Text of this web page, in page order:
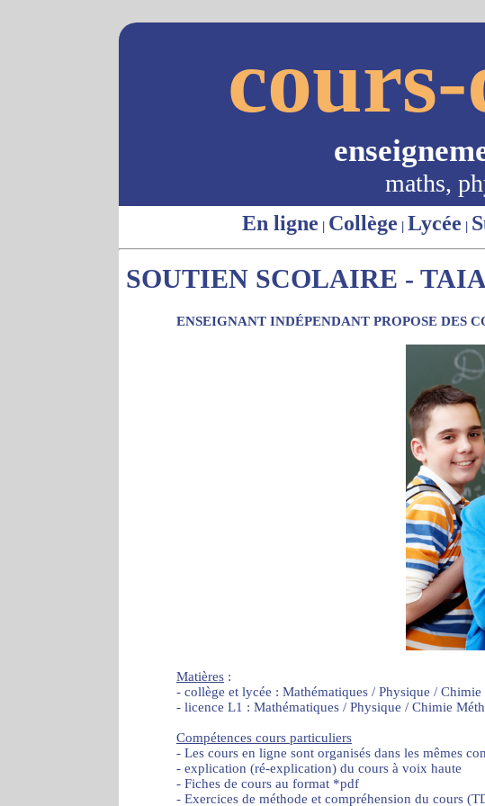
maths,
En ligne | Collège | Lycée |
SOUTIEN SCOLAIRE -
ENSEIGNANT INDÉPENDANT PROPOSE DES
Matières :
- collège et lycée : Mathématiques / Physique /
- licence L1 : Mathématiques / Physique / Chimie
Compétences cours particuliers
- Les cours en ligne sont organisés dans les mêmes
- explication (ré-explication) du cours à voix haute
- Fiches de cours au format *pdf
- Exercices de méthode et compréhension du cours